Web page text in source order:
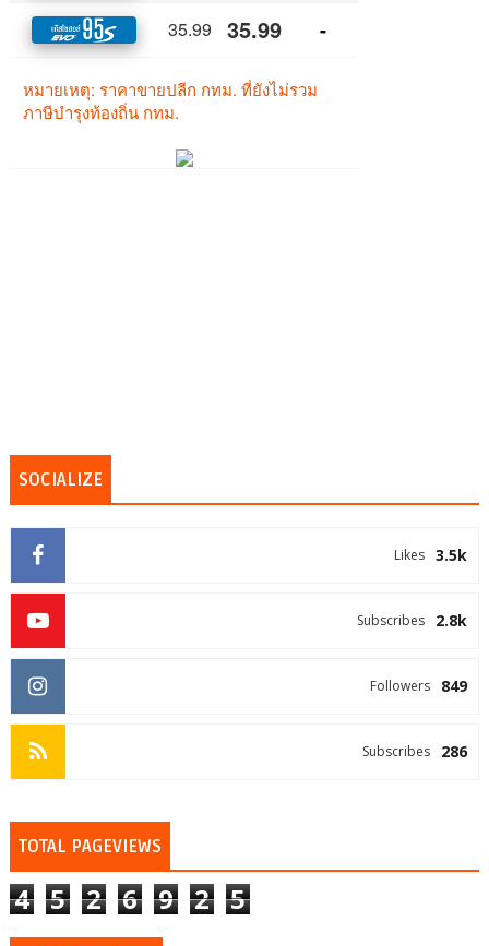
SOCIALIZE
3.5k
Likes
2.8k
Subscribes
849
Followers
286
Subscribes
TOTAL PAGEVIEWS
4 5 2 6 9 2 5